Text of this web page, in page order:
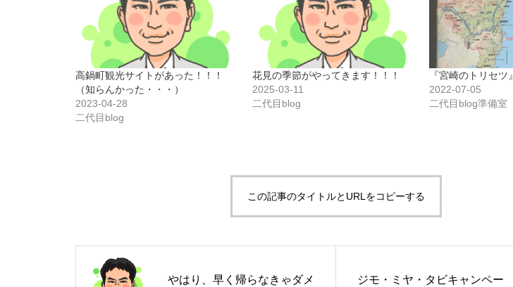
高鍋町観光サイトがあった！！！
（知らんかった・・・）
2023-04-28
二代目blog
花見の季節がやってきます！！！
2025-03-11
二代目blog
『宮崎のトリセツ』
2022-07-05
二代目blog準備室
この記事のタイトルとURLをコピーする
やはり、早く帰らなきゃダメ
ジモ・ミヤ・タビキャンペー